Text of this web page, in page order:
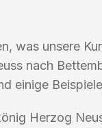
was unsere
nach
einige
Herzog